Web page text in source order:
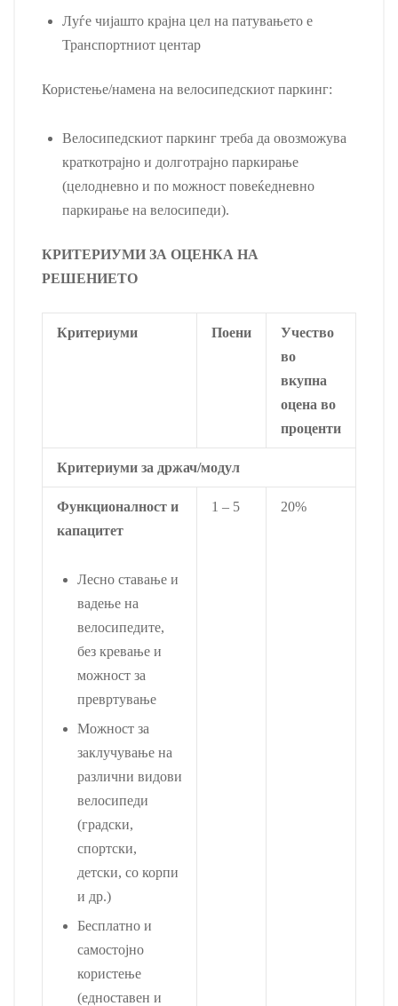
Луѓе чијашто крајна цел на патувањето е
Транспортниот центар
Користење/намена на велосипедскиот паркинг:
Велосипедскиот паркинг треба да овозможува
краткотрајно и долготрајно паркирање
(целодневно и по можност повеќедневно
паркирање на велосипеди).
КРИТЕРИУМИ ЗА ОЦЕНКА НА
РЕШЕНИЕТО
Критериуми Поени
Учество
во
вкупна
оцена во
проценти
Критериуми за држач/модул
Функционалност и
капацитет
Лесно ставање и
вадење на
велосипедите,
без кревање и
можност за
превртување
Можност за
заклучување на
различни видови
велосипеди
(градски,
спортски,
детски, со корпи
и др.)
Бесплатно и
самостојно
користење
(едноставен и
1 – 5 20%